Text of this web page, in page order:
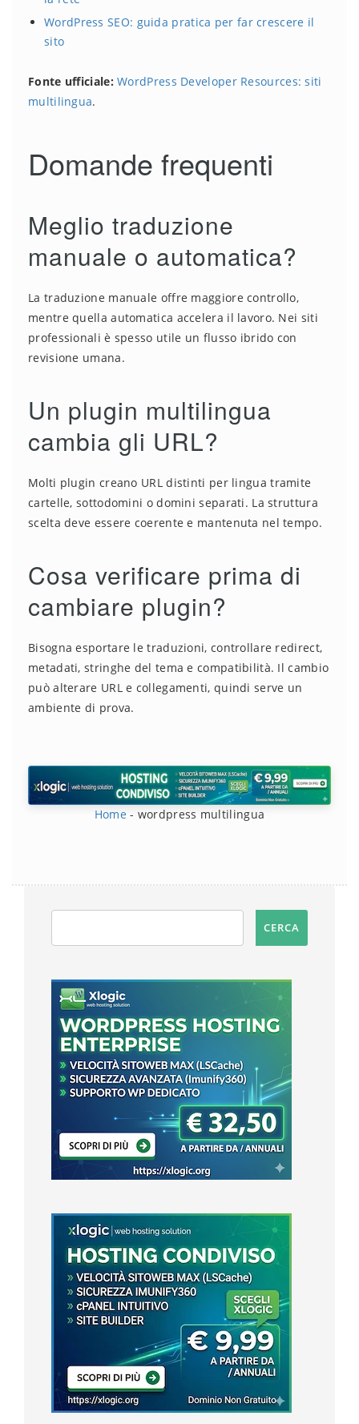
WordPress SEO: guida pratica per far crescere il
sito
Fonte ufficiale: WordPress Developer Resources: siti
multilingua.
Domande frequenti
Meglio traduzione
manuale o automatica?
La traduzione manuale offre maggiore controllo,
mentre quella automatica accelera il lavoro. Nei siti
professionali è spesso utile un flusso ibrido con
revisione umana.
Un plugin multilingua
cambia gli URL?
Molti plugin creano URL distinti per lingua tramite
cartelle, sottodomini o domini separati. La struttura
scelta deve essere coerente e mantenuta nel tempo.
Cosa verificare prima di
cambiare plugin?
Bisogna esportare le traduzioni, controllare redirect,
metadati, stringhe del tema e compatibilità. Il cambio
può alterare URL e collegamenti, quindi serve un
ambiente di prova.
Home- wordpress multilingua